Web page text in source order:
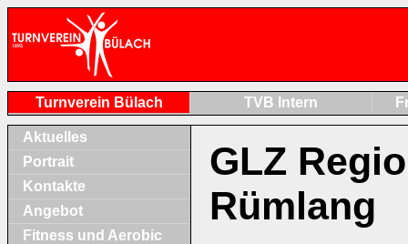
Turnverein Bülach TVB Intern
Aktuelles
Portrait
Kontakte
Angebot
Fitness und Aerobic
GLZ
Rümlang